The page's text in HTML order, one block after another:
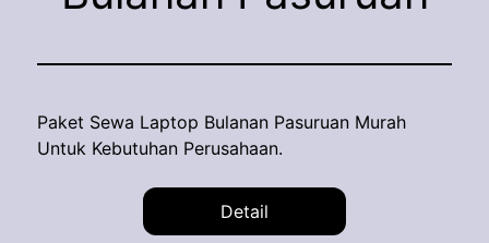
Paket Sewa Laptop Bulanan Pasuruan Murah
Untuk Kebutuhan Perusahaan.
Detail